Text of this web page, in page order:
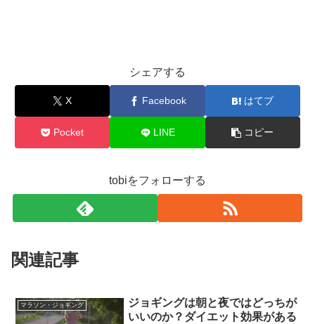
シェアする
X Facebook はてブ
Pocket LINE コピー
tobiをフォローする
関連記事
マラソン・ジョギング
ジョギングは朝と夜ではどっちが
いいのか？ダイエット効果がある